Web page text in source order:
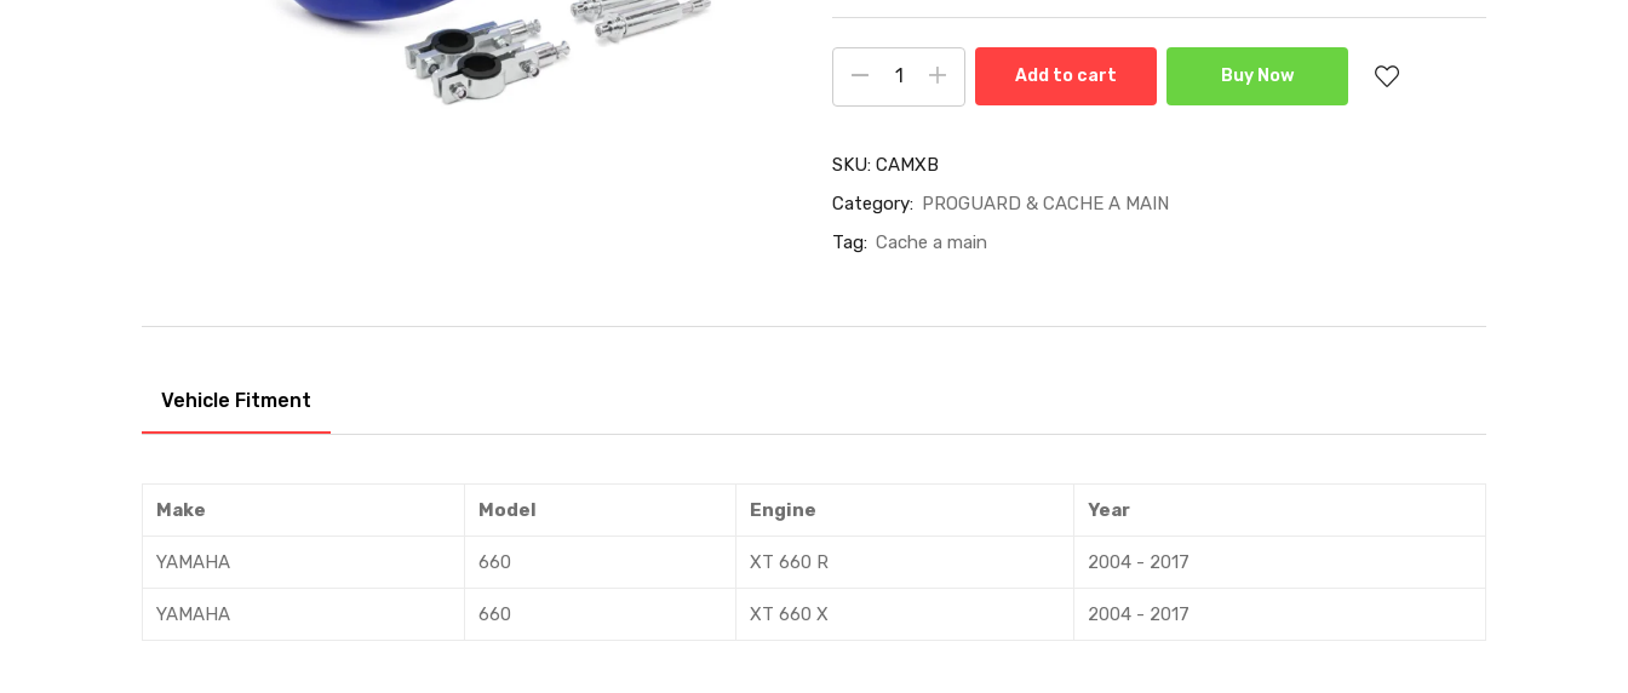
Add to cart Buy Now
SKU: CAMXB
Category: PROGUARD & CACHE A MAIN
Tag: Cache a main
Vehicle Fitment
Make Model Engine Year
YAMAHA 660 XT 660 R 2004 - 2017
YAMAHA 660 XT 660 X 2004 - 2017